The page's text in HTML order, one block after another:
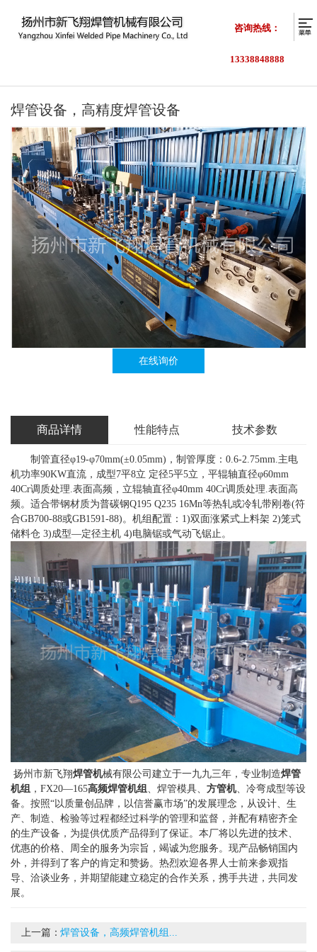
咨询热线：
13338848888
焊管设备，高精度焊管设备
在线询价
商品详情 性能特点 技术参数
制管直径φ19-φ70mm(±0.05mm)，制管厚度：0.6-2.75mm.主电
机功率90KW直流，成型7平8立 定径5平5立，平辊轴直径φ60mm
40Cr调质处理.表面高频，立辊轴直径φ40mm 40Cr调质处理.表面高
频。适合带钢材质为普碳钢Q195 Q235 16Mn等热轧或冷轧带刚卷(符
合GB700-88或GB1591-88)。机组配置：1)双面涨紧式上料架 2)笼式
储料仓 3)成型—定径主机 4)电脑锯或气动飞锯止。
扬州市新飞翔焊管机械有限公司建立于一九九三年，专业制造焊管
机组 ，FX20—165高频焊管机组、焊管模具、 方管机、冷弯成型等设
备。按照“以质量创品牌，以信誉赢市场”的发展理念，从设计、生
产、制造、检验等过程都经过科学的管理和监督，并配有精密齐全
的生产设备，为提供优质产品得到了保证。本厂将以先进的技术、
优惠的价格、周全的服务为宗旨，竭诚为您服务。现产品畅销国内
外，并得到了客户的肯定和赞扬。热烈欢迎各界人士前来参观指
导、洽谈业务，并期望能建立稳定的合作关系，携手共进，共同发
展。
上一篇：焊管设备，高频焊管机组...